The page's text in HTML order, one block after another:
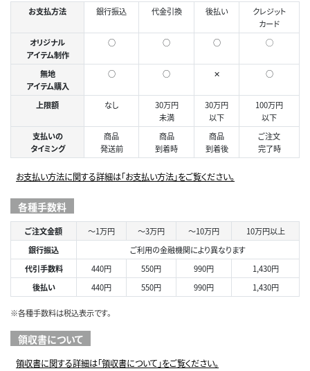
お支払方法 銀行振込 代金引換 後払い
クレジット
カード
オリジナル
アイテム制作
○ ○ ○ ◯
無地
アイテム購入
○ ○ ✕ ○
上限額 なし
30万円
未満
30万円
以下
100万円
以下
支払いの
タイミング
商品
発送前
商品
到着時
商品
到着後
ご注文
完了時
お支払い方法に関する詳細は「お支払い方法」をご覧ください。
各種手数料
ご注文金額 ～1万円 ～3万円 ～10万円
10万円以上
銀行振込
ご利用の金融機関により異なります
代引手数料
440円 550円 990円
1,430円
後払い
440円 550円 990円 1,430円
※各種手数料は税込表示です。
領収書について
領収書に関する詳細は「領収書について」をご覧ください。